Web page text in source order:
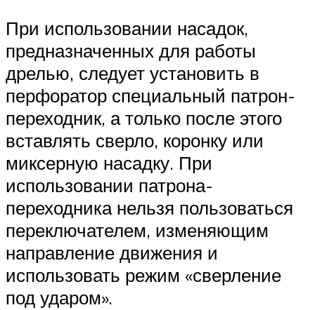
При использовании насадок,
предназначенных для работы
дрелью, следует установить в
перфоратор специальный патрон-
переходник, а только после этого
вставлять сверло, коронку или
миксерную насадку. При
использовании патрона-
переходника нельзя пользоваться
переключателем, изменяющим
направление движения и
использовать режим «сверление
под ударом».